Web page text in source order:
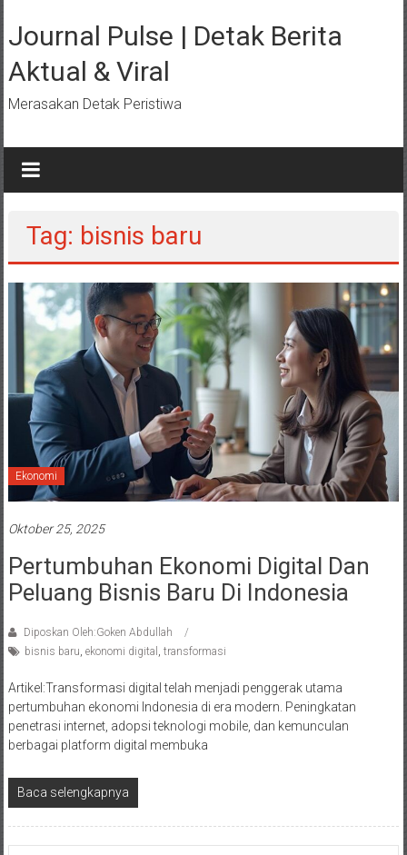
konten
Journal Pulse | Detak Berita
Aktual & Viral
Merasakan Detak Peristiwa
Tag: bisnis baru
Ekonomi
Oktober 25, 2025
Pertumbuhan Ekonomi Digital Dan
Peluang Bisnis Baru Di Indonesia
Diposkan Oleh:Goken Abdullah
bisnis baru ekonomi digital transformasi
Artikel:Transformasi digital telah menjadi penggerak utama
pertumbuhan ekonomi Indonesia di era modern. Peningkatan
penetrasi internet, adopsi teknologi mobile, dan kemunculan
berbagai platform digital membuka
Baca selengkapnya